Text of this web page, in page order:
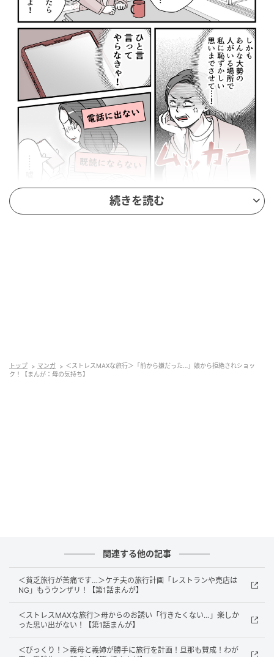
然の失礼な行動に、激しい怒りを感じていました。ひ
と言文句を言ってやろうと、タマキに電話やLINEをし
続きを読む
トップ マンガ
＜ストレスMAXな旅行＞「前から嫌だった…」娘から拒絶されショッ
ク！【まんが：母の気持ち】
関連する他の記事
＜貧乏旅行が苦痛です…＞ケチ夫の旅行計画「レストランや売店は
NG」もうウンザリ！【第1話まんが】
＜ストレスMAXな旅行＞母からのお誘い「行きたくない…」楽しか
った思い出がない！【第1話まんが】
＜びっくり！＞義母と義姉が勝手に旅行を計画！旦那も賛成！わが